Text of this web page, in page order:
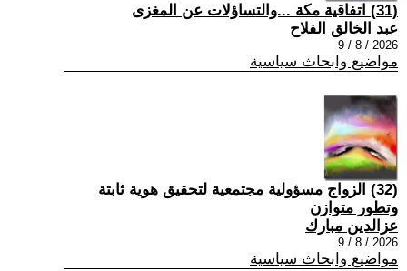
(31) اتفاقية مكة ...والتساؤلات عن المغزى
عبد الخالق الفلاح
2026 / 8 / 9
مواضيع وابحاث سياسية
(32) الزواج مسؤولية مجتمعية لتحقيق هوية ثابتة
وتطور متوازن
عزالدين مبارك
2026 / 8 / 9
مواضيع وابحاث سياسية